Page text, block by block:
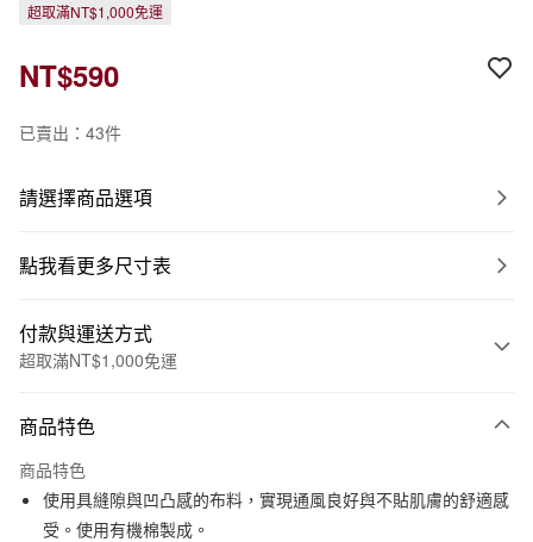
超取滿NT$1,000免運
NT$590
已賣出：43件
請選擇商品選項
點我看更多尺寸表
付款與運送方式
超取滿NT$1,000免運
信用卡一次付款
信用卡分期付款
3 期 0 利率 每期NT$196
商品特色
商品特色
使用具縫隙與凹凸感的布料，實現通風良好與不貼肌膚的舒適感
受。使用有機棉製成。